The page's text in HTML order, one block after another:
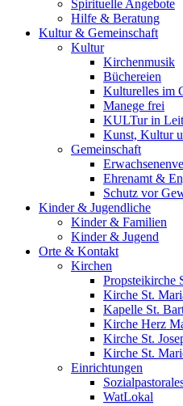
Spirituelle Angebote
Hilfe & Beratung
Kultur & Gemeinschaft
Kultur
Kirchenmusik
Büchereien
Kulturelles im
Manege frei
KULTur in
Kunst, Kultur
Gemeinschaft
Ehrenamt &
Schutz vor
Kinder & Jugendliche
Kinder & Familien
Kinder & Jugend
Orte & Kontakt
Kirchen
Propsteikirche
Kirche St.
Kapelle St.
Kirche Herz
Kirche St.
Kirche St.
Einrichtungen
WatLokal